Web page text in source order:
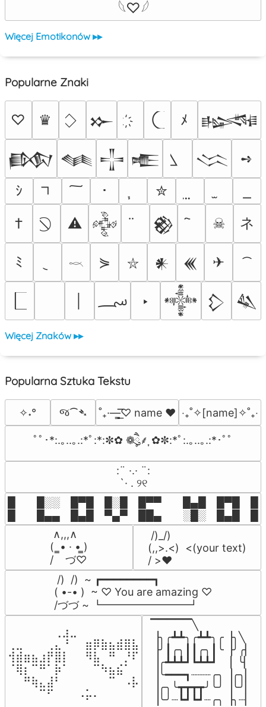
𓆩♡𓆪
Więcej Emotikonów ▸▸
Popularne Znaki
♡ ♛ 𒁍 ﾒ 𒈙
𒁃 𒈝 𒋲 𒍫 𒈱
➺
ｼ
･
✮
†
⚠ 𒅒 𒆙 ☠ ネ
ﾐ 𓎖 ⋟ ⛥ 𒀭 𒌍 ✈
؄ ‣ 𒀱 𒁷 𒈑
Więcej Znaków ▸▸
Popularna Sztuka Tekstu
✧˖° જ⁀➴ ˚₊·—̳͟͞͞♡ name ♥️ ‎‧₊˚✧[name]✧˚₊‧
ﾟﾟ･*:.｡..｡.:*ﾟ:*:✼✿ ❁ཻུ۪۪⸙͎ ✿✼:*ﾟ:.｡..｡.:*･ﾟﾟ
⠀:¨ ·.· ¨:⠀
⠀ `· . ୨୧⠀
█  █░░ █▀█ █░█ █▀▀  █▄█ █▀█
█  █▄▄ █▄█ ▀▄▀ ██▄  ░█░ █▄█
∧,,,∧
(  ̳• · • ̳)
/    づ♡
/)_/)
(,,>.<)  <(your text)
/ >❤️
/)  /)  ~ ┏━━━━━━━━┓
( •-• )  ~ ♡ You are amazing ♡
/づづ ~ ┗━━━━━━━━┛
⠀⠀⠀⠀⠀⠀⢀⣰⣀⠀⠀⠀⠀⠀⠀⠀⠀
⢀⣀⠀⠀⠀⢀⣄⠘⠀⠀⣶⡿⣷⣦⣾⣿⣧
⢺⣾⣶⣦⣰⡟⣿⡇⠀⠀⠻⣧⠀⠛⠀⡘⠏
⠈⢿⡆⠉⠛⠁⡷⠁⠀⠀⠀⠉⠳⣦⣮⠁⠀
⠀⠀⠛⢷⣄⣼⠃⠀⠀⠀⠀⠀⠀⠉⠀⠠⡧
⠀⠀⠀⠀⠉⠋⠀⠀⠀⠠⡥⠄⠀⠀⠀⠀⠀
▔▔▔▔▔╲
▕╮╭┻┻╮╭┻┻╮╭▕╮╲
▕╯┃╭╮┃┃╭╮┃╰▕╯╭▏
▕╭┻┻┻┛┗┻┻┛  ▕  ╰▏
▕╰━━━┓┈┈┈╭╮▕╭╮▏
▕╭╮╰┳┳┳┳╯╰╯▕╰╯▏
▕╰╯┈┗┛┗┛┈╭╮▕╮┈▏